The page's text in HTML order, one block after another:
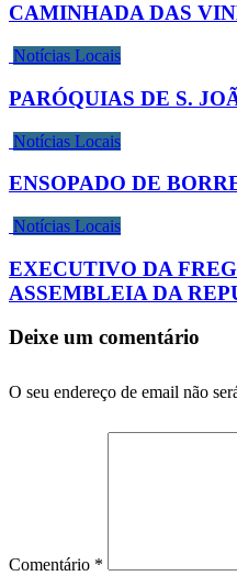
CAMINHADA DAS
Notícias Locais
PARÓQUIAS DE S.
Notícias Locais
ENSOPADO DE
Notícias Locais
EXECUTIVO DA
ASSEMBLEIA DA
Deixe um comentário
O seu endereço de email não
Comentário *